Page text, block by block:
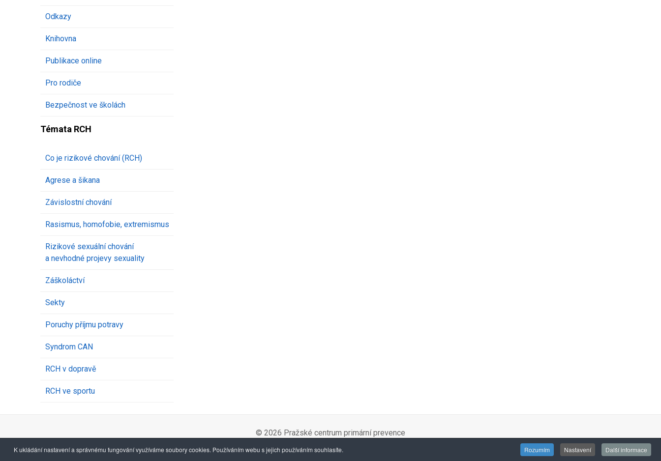
Odkazy
Knihovna
Publikace online
Pro rodiče
Bezpečnost ve školách
Témata RCH
Co je rizikové chování (RCH)
Agrese a šikana
Závislostní chování
Rasismus, homofobie, extremismus
Rizikové sexuální chování
a nevhodné projevy sexuality
Záškoláctví
Sekty
Poruchy příjmu potravy
Syndrom CAN
RCH v dopravě
RCH ve sportu
© 2026 Pražské centrum primární prevence
K ukládání nastavení a správnému fungování využíváme soubory cookies. Používáním webu s jejich používáním souhlasíte. Rozumím Nastavení Další informace